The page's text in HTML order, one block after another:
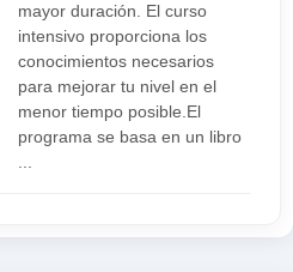
mayor duración. El curso
intensivo proporciona los
conocimientos necesarios
para mejorar tu nivel en el
menor tiempo posible.El
programa se basa en un libro